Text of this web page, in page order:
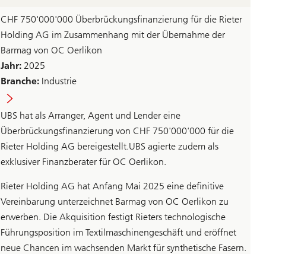
CHF 750'000'000 Überbrückungsfinanzierung für die Rieter
Holding AG im Zusammenhang mit der Übernahme der
Barmag von OC Oerlikon
Jahr:2025
Branche:Industrie
UBS hat als Arranger, Agent und Lender eine
Überbrückungsfinanzierung von CHF 750'000'000 für die
Rieter Holding AG bereigestellt.UBS agierte zudem als
exklusiver Finanzberater für OC Oerlikon.
Rieter Holding AG hat Anfang Mai 2025 eine definitive
Vereinbarung unterzeichnet Barmag von OC Oerlikon zu
erwerben. Die Akquisition festigt Rieters technologische
Führungsposition im Textilmaschinengeschäft und eröffnet
neue Chancen im wachsenden Markt für synthetische Fasern.